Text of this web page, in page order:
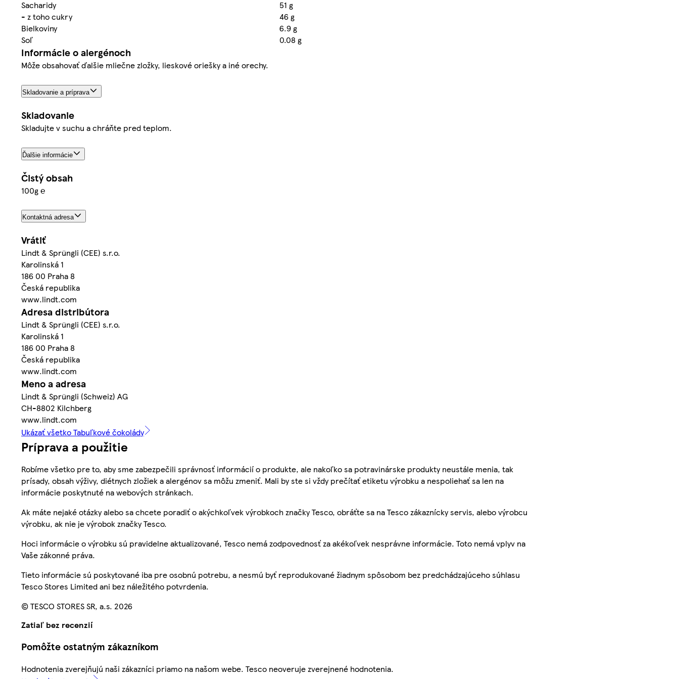
Sacharidy
51 g
- z toho cukry
46 g
Bielkoviny
6.9 g
Soľ
0.08 g
Informácie o alergénoch
Môže obsahovať ďalšie mliečne zložky, lieskové oriešky a iné orechy.
Skladovanie a príprava
Skladovanie
Skladujte v suchu a chráňte pred teplom.
Ďalšie informácie
Čistý obsah
100g ℮
Kontaktná adresa
Vrátiť
Lindt & Sprüngli (CEE) s.r.o.
Karolinská 1
186 00 Praha 8
Česká republika
www.lindt.com
Adresa distribútora
Lindt & Sprüngli (CEE) s.r.o.
Karolinská 1
186 00 Praha 8
Česká republika
www.lindt.com
Meno a adresa
Lindt & Sprüngli (Schweiz) AG
CH-8802 Kilchberg
www.lindt.com
Ukázať všetko Tabuľkové čokolády
Príprava a použitie
Robíme všetko pre to, aby sme zabezpečili správnosť informácií o produkte, ale nakoľko sa potravinárske produkty neustále menia, tak
prísady, obsah výživy, diétnych zložiek a alergénov sa môžu zmeniť. Mali by ste si vždy prečítať etiketu výrobku a nespoliehať sa len na
informácie poskytnuté na webových stránkach.
Ak máte nejaké otázky alebo sa chcete poradiť o akýchkoľvek výrobkoch značky Tesco, obráťte sa na Tesco zákaznícky servis, alebo výrobcu
výrobku, ak nie je výrobok značky Tesco.
Hoci informácie o výrobku sú pravidelne aktualizované, Tesco nemá zodpovednosť za akékoľvek nesprávne informácie. Toto nemá vplyv na
Vaše zákonné práva.
Tieto informácie sú poskytované iba pre osobnú potrebu, a nesmú byť reprodukované žiadnym spôsobom bez predchádzajúceho súhlasu
Tesco Stores Limited ani bez náležitého potvrdenia.
© TESCO STORES SR, a.s. 2026
Zatiaľ bez recenzií
Pomôžte ostatným zákazníkom
Hodnotenia zverejňujú naši zákazníci priamo na našom webe. Tesco neoveruje zverejnené hodnotenia.